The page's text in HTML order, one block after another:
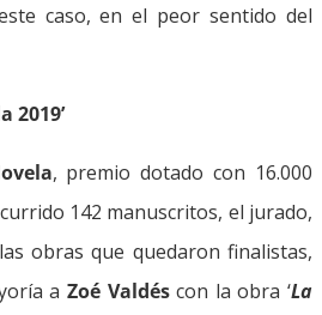
caso, en el peor sentido del
2019’
, premio dotado con 16.000
142 manuscritos, el jurado,
obras que quedaron finalistas,
a Zoé Valdéscon la obra ‘La